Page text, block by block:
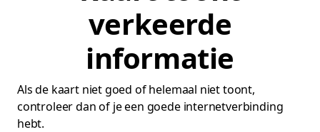
verkeerde
informatie
Als de kaart niet goed of helemaal niet toont,
controleer dan of je een goede internetverbinding
hebt.